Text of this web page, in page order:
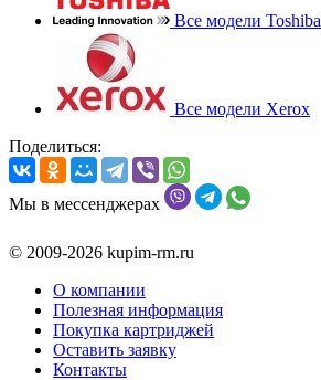
Все модели Toshiba
Все модели Xerox
Поделиться:
Мы в мессенджерах
© 2009-2026 kupim-rm.ru
О компании
Полезная информация
Покупка картриджей
Оставить заявку
Контакты